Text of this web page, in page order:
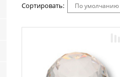
Сортировать: По умолчанию